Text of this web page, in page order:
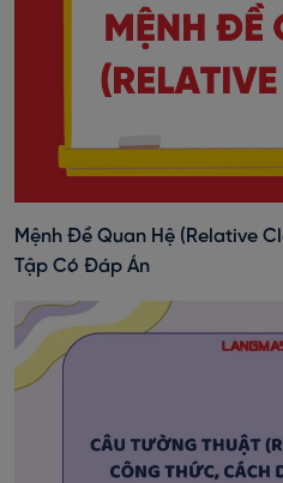
Mệnh Đề Quan Hệ (Relative
Tập Có Đáp Án